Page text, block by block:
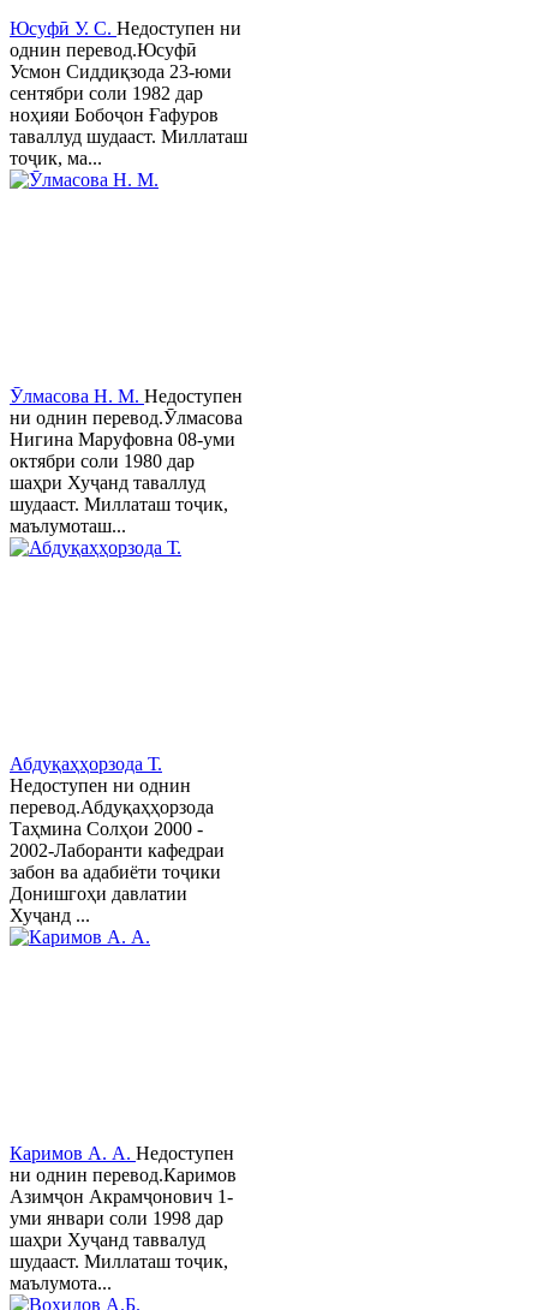
Юсуфӣ У. C. Недоступен ни
однин перевод.Юсуфӣ
Усмон Сиддиқзода 23-юми
сентябри соли 1982 дар
ноҳияи Бобоҷон Ғафуров
таваллуд шудааст. Миллаташ
тоҷик, ма...
Ӯлмасова Н. М. Недоступен
ни однин перевод.Ӯлмасова
Нигина Маруфовна 08-уми
октябри соли 1980 дар
шаҳри Хуҷанд таваллуд
шудааст. Миллаташ тоҷик,
маълумоташ...
Абдуқаҳҳорзода Т.
Недоступен ни однин
перевод.Абдуқаҳҳорзода
Таҳмина Солҳои 2000 -
2002-Лаборанти кафедраи
забон ва адабиёти тоҷики
Донишгоҳи давлатии
Хуҷанд ...
Каримов А. А. Недоступен
ни однин перевод.Каримов
Азимҷон Акрамҷонович 1-
уми январи соли 1998 дар
шаҳри Хуҷанд таввалуд
шудааст. Миллаташ тоҷик,
маълумота...